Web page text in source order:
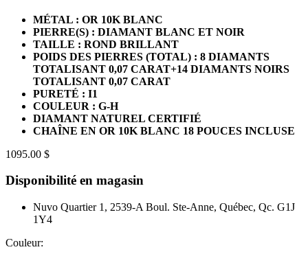
MÉTAL : OR 10K BLANC
PIERRE(S) : DIAMANT BLANC ET NOIR
TAILLE : ROND BRILLANT
POIDS DES PIERRES (TOTAL) : 8 DIAMANTS
TOTALISANT 0,07 CARAT+14 DIAMANTS NOIRS
TOTALISANT 0,07 CARAT
PURETÉ : I1
COULEUR : G-H
DIAMANT NATUREL CERTIFIÉ
CHAÎNE EN OR 10K BLANC 18 POUCES INCLUSE
1095.00 $
Disponibilité en magasin
Nuvo Quartier 1, 2539-A Boul. Ste-Anne, Québec, Qc. G1J
1Y4
Couleur: